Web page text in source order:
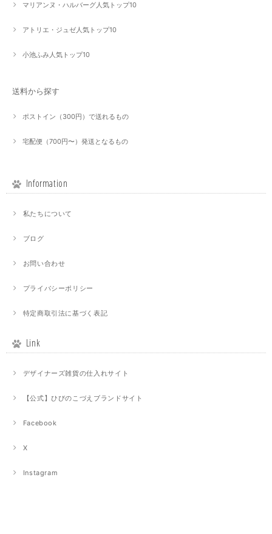
マリアンヌ・ハルバーグ人気トップ10
アトリエ・ジュゼ人気トップ10
小池ふみ人気トップ10
送料から探す
ポストイン（300円）で送れるもの
宅配便（700円〜）発送となるもの
Information
私たちについて
ブログ
お問い合わせ
プライバシーポリシー
特定商取引法に基づく表記
Link
デザイナーズ雑貨の仕入れサイト
【公式】ひびのこづえブランドサイト
Facebook
X
Instagram